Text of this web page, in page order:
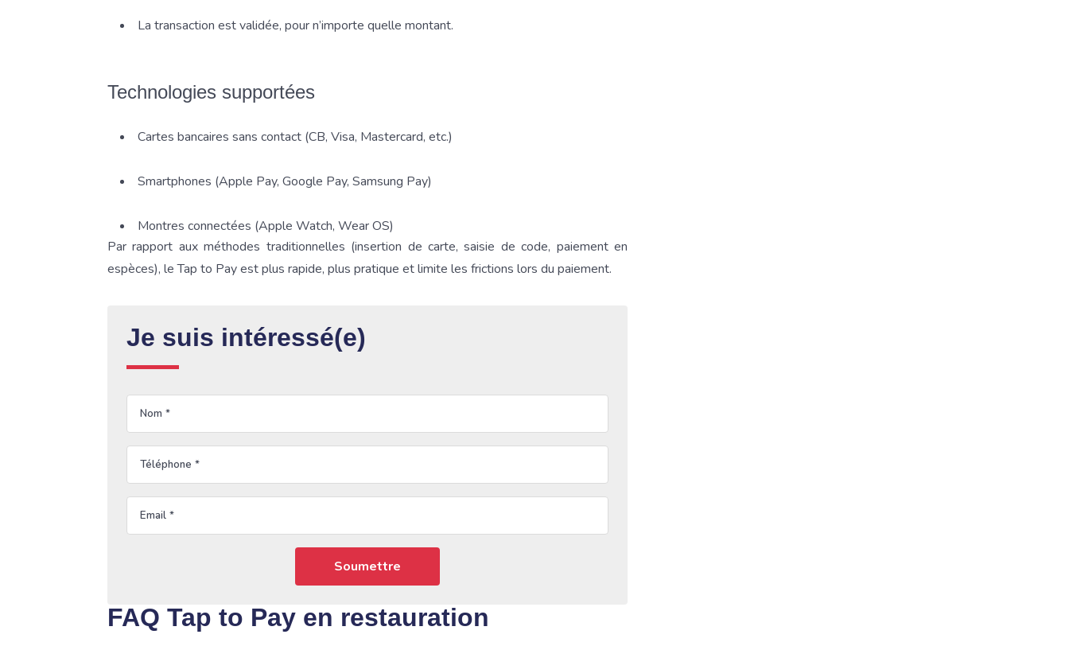
La transaction est validée, pour n’importe quelle montant.
Technologies supportées
Cartes bancaires sans contact (CB, Visa, Mastercard, etc.)
Smartphones (Apple Pay, Google Pay, Samsung Pay)
Montres connectées (Apple Watch, Wear OS)
Par rapport aux méthodes traditionnelles (insertion de carte, saisie de code, paiement en
espèces), le Tap to Pay est plus rapide, plus pratique et limite les frictions lors du paiement.
Je suis intéressé(e)
Téléphone
FAQ Tap to Pay en restauration